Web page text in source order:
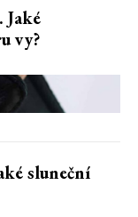
vy?
sluneční